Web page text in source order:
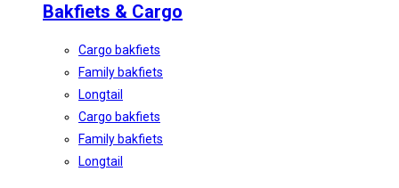
Bakfiets & Cargo
Cargo bakfiets
Family bakfiets
Longtail
Cargo bakfiets
Family bakfiets
Longtail